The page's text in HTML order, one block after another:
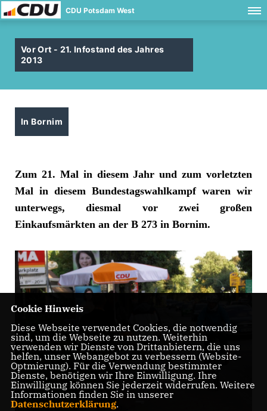
CDU Potsdam West
Vor Ort - 21. Infostand des Jahres
2013
In Bornim
Zum 21. Mal in diesem Jahr und zum vorletzten
Mal in diesem Bundestagswahlkampf waren wir
unterwegs, diesmal vor zwei großen
Einkaufsmärkten an der B 273 in Bornim.
Cookie Hinweis
Diese Webseite verwendet Cookies, die notwendig
sind, um die Webseite zu nutzen. Weiterhin
verwenden wir Dienste von Drittanbietern, die uns
helfen, unser Webangebot zu verbessern (Website-
Optmierung). Für die Verwendung bestimmter
Dienste, benötigen wir Ihre Einwilligung. Ihre
Einwilligung können Sie jederzeit widerrufen. Weitere
Informationen finden Sie in unserer
Datenschutzerklärung.